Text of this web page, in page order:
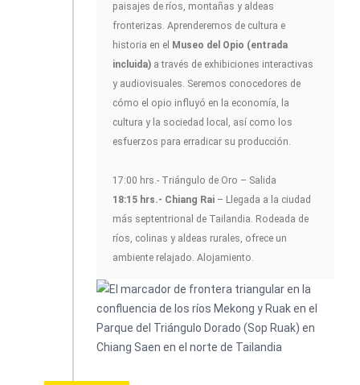
paisajes de ríos, montañas y aldeas
fronterizas. Aprenderemos de cultura e
historia en el Museo del Opio (entrada
incluida) a través de exhibiciones interactivas
y audiovisuales. Seremos conocedores de
cómo el opio influyó en la economía, la
cultura y la sociedad local, así como los
esfuerzos para erradicar su producción.
17:00 hrs.- Triángulo de Oro – Salida
18:15 hrs.- Chiang Rai – Llegada a la ciudad
más septentrional de Tailandia. Rodeada de
ríos, colinas y aldeas rurales, ofrece un
ambiente relajado. Alojamiento.